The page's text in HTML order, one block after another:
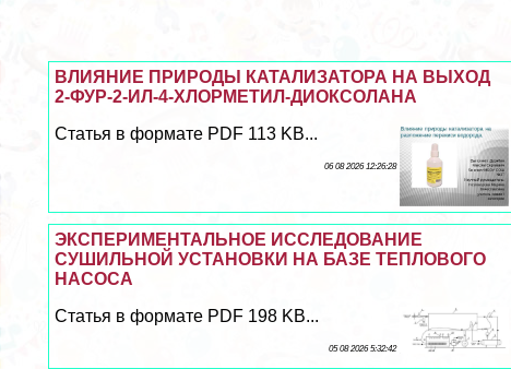
ВЛИЯНИЕ ПРИРОДЫ КАТАЛИЗАТОРА НА ВЫХОД
2-ФУР-2-ИЛ-4-ХЛОРМЕТИЛ-ДИОКСОЛАНА
Статья в формате PDF 113 KB...
06 08 2026 12:26:28
ЭКСПЕРИМЕНТАЛЬНОЕ ИССЛЕДОВАНИЕ
СУШИЛЬНОЙ УСТАНОВКИ НА БАЗЕ ТЕПЛОВОГО
НАСОСА
Статья в формате PDF 198 KB...
05 08 2026 5:32:42